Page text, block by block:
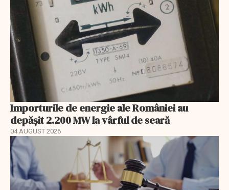
Importurile de energie ale României au
depășit 2.200 MW la vârful de seară
04 AUGUST 2026